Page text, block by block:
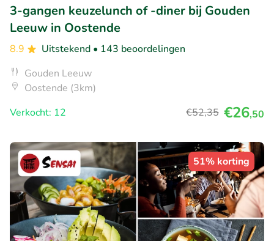
3-gangen keuzelunch of -diner bij Gouden
Leeuw in Oostende
8.9 Uitstekend • 143 beoordelingen
Gouden Leeuw
Oostende (3km)
Verkocht: 12
€52,35 €26,50
51% korting